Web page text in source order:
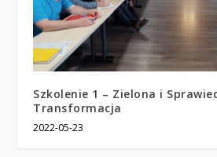
Szkolenie 1 – Zielona i
Transformacja
2022-05-23